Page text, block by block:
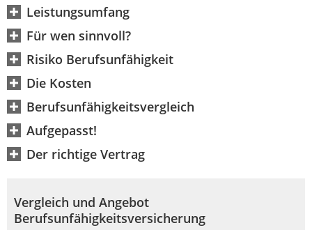
Leistungsumfang
Für wen sinnvoll?
Risiko Berufsunfähigkeit
Die Kosten
Berufsunfähigkeitsvergleich
Aufgepasst!
Der richtige Vertrag
Vergleich und Angebot
Berufsunfähigkeitsversicherung